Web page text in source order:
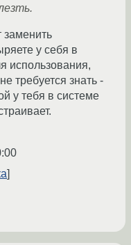
заменить
у себя в
использования,
требуется знать -
у тебя в системе